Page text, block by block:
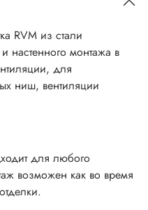
RVM из стали
настенного монтажа в
для
ниш, вентиляции
для любого
возможен как во время